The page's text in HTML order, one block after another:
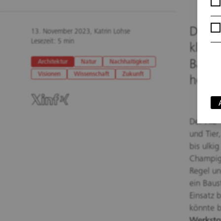
13. November 2023, Katrin Lohse
Lesezeit: 5 min
Architektur Natur
Nachhaltigkeit
Visionen
Wissenschaft Zukunft
Der
Der
und
bis
Regel
ein
Einsatz
könnte